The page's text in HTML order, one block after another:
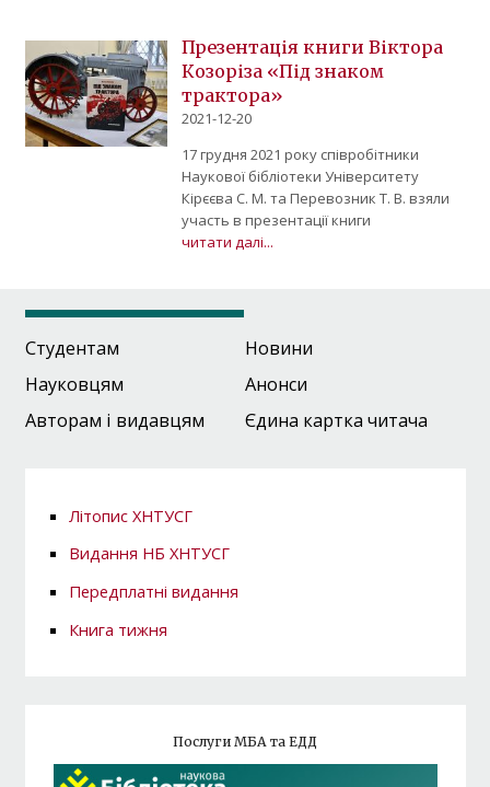
Презентація книги Віктора
Козоріза «Під знаком
трактора»
2021-12-20
17 грудня 2021 року співробітники
Наукової бібліотеки Університету
Кірєєва С. М. та Перевозник Т. В. взяли
участь в презентації книги
читати далі...
Студентам
Науковцям
Авторам і видавцям
Новини
Анонси
Єдина картка читача
Літопис ХНТУСГ
Видання НБ ХНТУСГ
Передплатні видання
Книга тижня
Послуги МБА та ЕДД